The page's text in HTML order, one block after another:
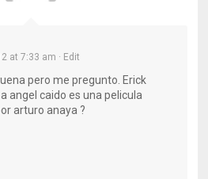
at 7:33 am · Edit
pero me pregunto. Erick
angel caido es una pelicula
arturo anaya ?